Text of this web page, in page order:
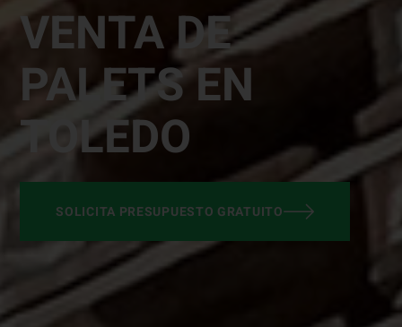
VENTA DE
PALETS EN
TOLEDO
SOLICITA PRESUPUESTO GRATUITO